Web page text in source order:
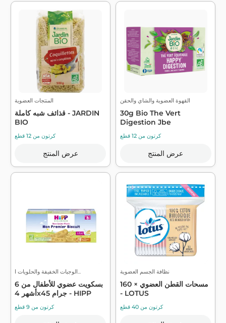
المنتجات العضوية
قذائف شبه كاملة - JARDIN
BIO
كرتون من 12 قطع
عرض المنتج
القهوة العضوية والشاي والحقن
30g Bio The Vert
Digestion Jbe
كرتون من 12 قطع
عرض المنتج
الوجبات الخفيفة والحلويات ا...
بسكويت عضوي للأطفال من 6
أشهر 4x45 جرام - HIPP
كرتون من 9 قطع
نظافة الجسم العضوية
مسحات القطن العضوي × 160
- LOTUS
كرتون من 40 قطع